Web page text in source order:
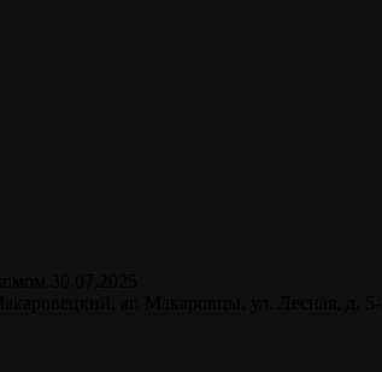
30.07.2025
аг. Макаровцы, ул. Лесная, д. 5-1